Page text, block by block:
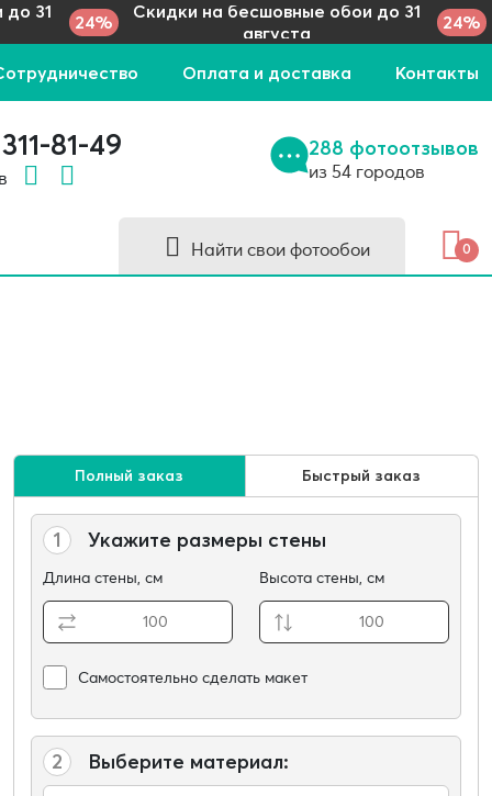
31
24%
Скидки на бесшовные обои до 31
августа
24%
Оплата и доставка Контакты
81-49 288 фотоотзывов
из 54 городов
Найти свои фотообои 0
Полный заказ Быстрый заказ
1 Укажите размеры стены
Длина стены, см Высота стены, см
Самостоятельно сделать макет
2 Выберите материал: